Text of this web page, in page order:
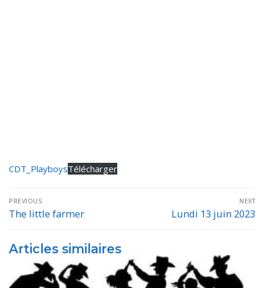
CDT_PlayboysTélécharger
Navigation
de
PREVIOUS
Previous
The little farmer
NEXT
Next
Lundi 13 juin 2023
Articles similaires